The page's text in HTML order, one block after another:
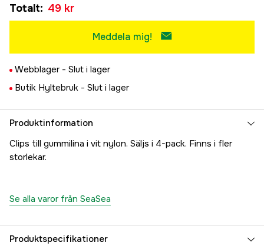
Totalt: 49 kr
Meddela mig!
Webblager - Slut i lager
Butik Hyltebruk - Slut i lager
Produktinformation
Clips till gummilina i vit nylon. Säljs i 4-pack. Finns i fler
storlekar.
Se alla varor från SeaSea
Produktspecifikationer